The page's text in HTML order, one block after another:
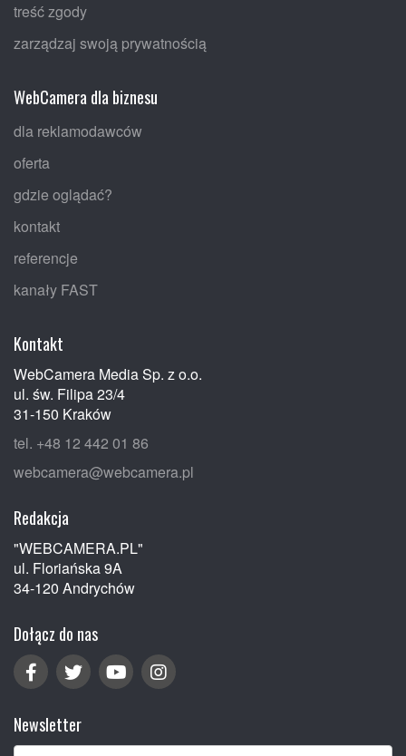
treść zgody
zarządzaj swoją prywatnością
WebCamera dla biznesu
dla reklamodawców
oferta
gdzie oglądać?
kontakt
referencje
kanały FAST
Kontakt
WebCamera Media Sp. z o.o.
ul. św. Filipa 23/4
31-150 Kraków
tel. +48 12 442 01 86
webcamera@webcamera.pl
Redakcja
"WEBCAMERA.PL"
ul. Floriańska 9A
34-120 Andrychów
Dołącz do nas
Newsletter